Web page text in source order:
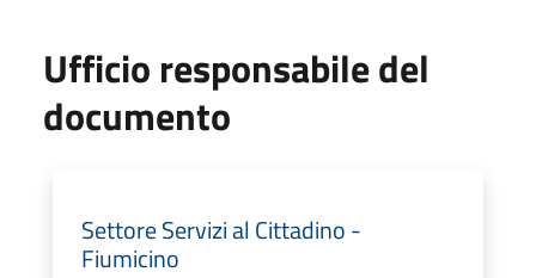
Ufficio responsabile del
documento
Settore Servizi al Cittadino -
Fiumicino